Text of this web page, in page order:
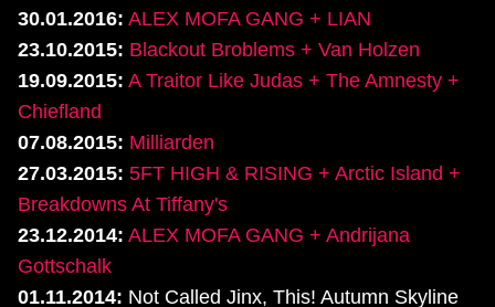
30.01.2016: ALEX MOFA GANG + LIAN
23.10.2015: Blackout Broblems + Van Holzen
19.09.2015: A Traitor Like Judas + The Amnesty +
Chiefland
07.08.2015: Milliarden
27.03.2015: 5FT HIGH & RISING + Arctic Island +
Breakdowns At Tiffany's
23.12.2014: ALEX MOFA GANG + Andrijana
Gottschalk
01.11.2014: Not Called Jinx, This! Autumn Skyline